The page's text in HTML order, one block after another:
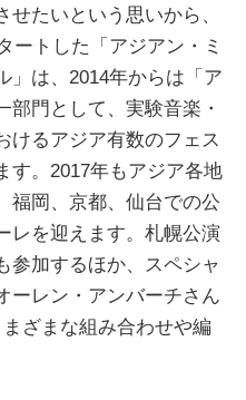
たいという思いから、
ートした「アジアン・ミ
」は、2014年からは「ア
部門として、実験音楽・
けるアジア有数のフェス
す。2017年もアジア各地
福岡、京都、仙台での公
レを迎えます。札幌公演
参加するほか、スペシャ
ーレン・アンバーチさん
ざまな組み合わせや編